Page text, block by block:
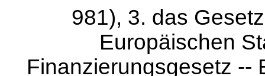
981), 3. das
Europäischen
Finanzierungsgesetz --